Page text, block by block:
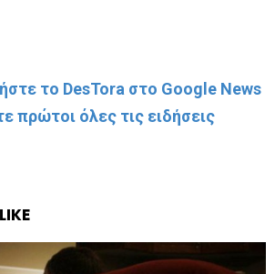
το DesTora στο Google News
πρώτοι όλες τις ειδήσεις